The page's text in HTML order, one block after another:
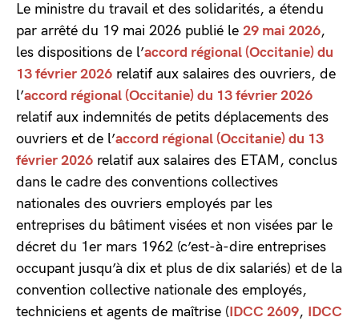
Le ministre du travail et des solidarités, a étendu
par arrêté du 19 mai 2026 publié le 29 mai 2026,
les dispositions de l’accord régional (Occitanie) du
13 février 2026 relatif aux salaires des ouvriers, de
l’accord régional (Occitanie) du 13 février 2026
relatif aux indemnités de petits déplacements des
ouvriers et de l’accord régional (Occitanie) du 13
février 2026 relatif aux salaires des ETAM, conclus
dans le cadre des conventions collectives
nationales des ouvriers employés par les
entreprises du bâtiment visées et non visées par le
décret du 1er mars 1962 (c’est-à-dire entreprises
occupant jusqu’à dix et plus de dix salariés) et de la
convention collective nationale des employés,
techniciens et agents de maîtrise (IDCC 2609, IDCC